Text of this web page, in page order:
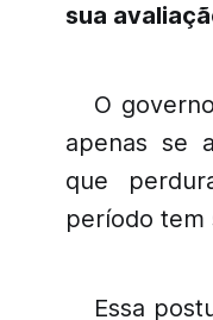
sua
O
apenas se
que
período tem
Essa